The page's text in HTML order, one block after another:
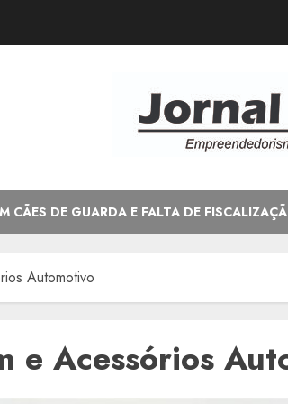
CÃES DE GUARDA E FALTA DE
Automotivo
e Acessórios